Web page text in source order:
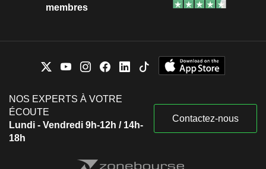
membres
NOS EXPERTS À VOTRE
ÉCOUTE
Lundi - Vendredi 9h-12h / 14h-
18h
Contactez-nous